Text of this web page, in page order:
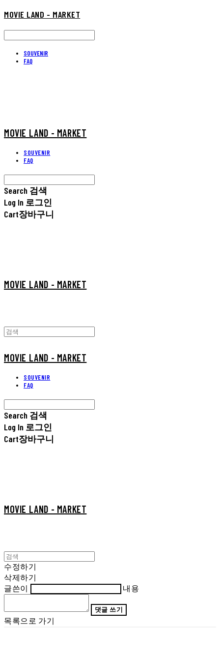
MOVIE LAND - MARKET
SOUVENIR
FAQ
MOVIE LAND - MARKET
SOUVENIR
FAQ
Search 검색
Log In 로그인
Cart장바구니
MOVIE LAND - MARKET
MOVIE LAND - MARKET
SOUVENIR
FAQ
Search 검색
Log In 로그인
Cart장바구니
MOVIE LAND - MARKET
수정하기
삭제하기
글쓴이
내용
댓글 쓰기
목록으로 가기